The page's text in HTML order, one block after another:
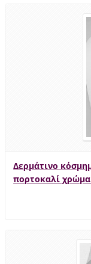
Δερμάτινο
πορτοκαλί χρώμα